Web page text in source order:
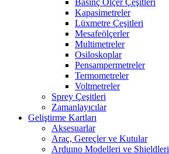
Basınç Ölçer Çeşitleri
Kapasimetreler
Lüxmetre Çeşitleri
Mesafeölçerler
Multimetreler
Osiloskoplar
Pensampermetreler
Termometreler
Voltmetreler
Sprey Çeşitleri
Zamanlayıcılar
Geliştirme Kartları
Aksesuarlar
Araç, Gereçler ve Kutular
Arduıno Modelleri ve Shieldleri